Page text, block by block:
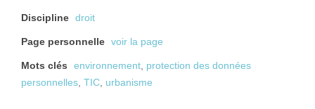
Discipline droit
Page personnelle voir la page
Mots clés environnement, protection des données
personnelles, TIC, urbanisme